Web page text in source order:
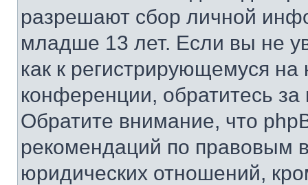
разрешают сбор личной
младше 13 лет. Если вы не
как к регистрирующемуся
конференции, обратитесь
Обратите внимание, что
рекомендаций по правовым
юридических отношений,